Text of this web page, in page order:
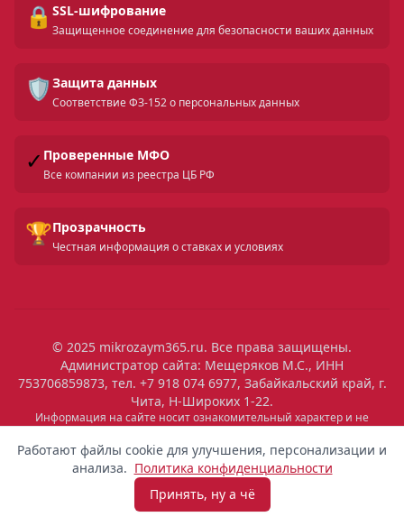
Взять микрозайм
Работают файлы cookie для улучшения, персонализации и
анализа. Политика конфиденциальности
Принять, ну а чё
🔒 SSL-шифрование
Защищенное соединение для безопасности ваших данных
🛡️ Защита данных
Соответствие ФЗ-152 о персональных данных
✓ Проверенные МФО
Все компании из реестра ЦБ РФ
🏆Прозрачность
Честная информация о ставках и условиях
© 2025 mikrozaym365.ru. Все права защищены.
Администратор сайта: Мещеряков М.С., ИНН
753706859873, тел. +7 918 074 6977, Забайкальский край, г.
Чита, Н-Широких 1-22.
Информация на сайте носит ознакомительный характер и не
является публичной офертой. Все условия микрозаймов уточняйте
на сайтах МФО. Помните: займ — это обязательство, которое
необходимо исполнять. Невыполнение обязательств влечет штрафы
и ухудшение кредитной истории. Услуги предоставляются
микрофинансовыми организациями, состоящими в реестре ЦБ РФ.